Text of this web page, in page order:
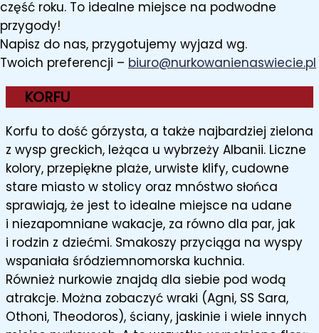
część roku. To idealne miejsce na podwodne
przygody!
Napisz do nas, przygotujemy wyjazd wg.
Twoich preferencji – biuro@nurkowanienaswiecie.pl
KORFU
Korfu to dość górzysta, a także najbardziej zielona
z wysp greckich, leżąca u wybrzeży Albanii. Liczne
kolory, przepiękne plaże, urwiste klify, cudowne
stare miasto w stolicy oraz mnóstwo słońca
sprawiają, że jest to idealne miejsce na udane
i niezapomniane wakacje, za równo dla par, jak
i rodzin z dziećmi. Smakoszy przyciąga na wyspy
wspaniała śródziemnomorska kuchnia.
Również nurkowie znajdą dla siebie pod wodą
atrakcje. Można zobaczyć wraki (Agni, SS Sara,
Othoni, Theodoros), ściany, jaskinie i wiele innych